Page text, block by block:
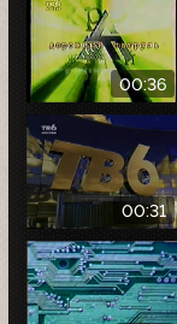
00:36
00:31